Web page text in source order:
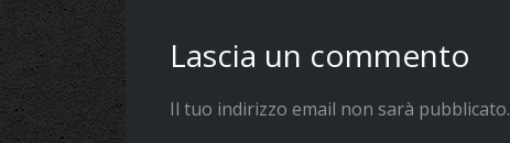
Lascia un commento
Il tuo indirizzo email non sarà pubblicato.